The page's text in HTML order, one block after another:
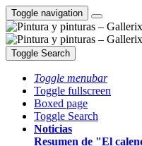
Toggle navigation
Toggle Search
Toggle menubar
Toggle fullscreen
Boxed page
Toggle Search
Noticias
Resumen de "El